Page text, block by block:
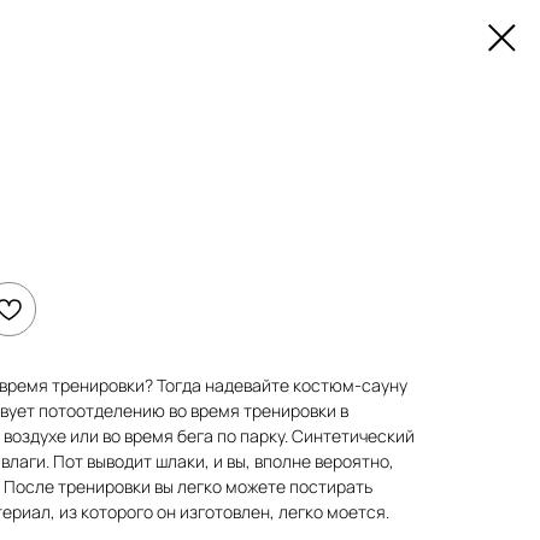
тренировки? Тогда надевайте костюм-сауну
потоотделению во время тренировки в
или во время бега по парку. Синтетический
Пот выводит шлаки, и вы, вполне вероятно,
тренировки вы легко можете постирать
из которого он изготовлен, легко моется.